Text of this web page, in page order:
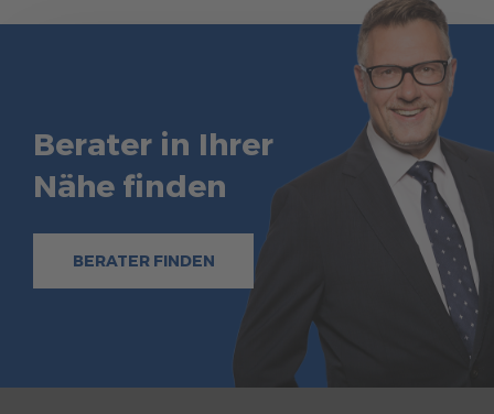
Berater in Ihrer
Nähe finden
BERATER FINDEN